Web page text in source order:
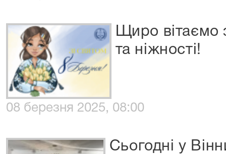
Щиро вітаємо
та ніжності!
08 березня 2025, 08:00
Сьогодні у